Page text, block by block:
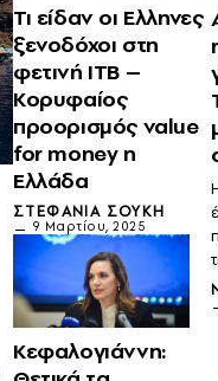
Τι είδαν οι Ελληνες
ξενοδόχοι στη
φετινή ΙΤΒ –
Κορυφαίος
προορισμός value
for money η
Ελλάδα
ΣΤΕΦΑΝΊΑ ΣΟΎΚΗ
9 Μαρτίου, 2025
Κεφαλογιάννη: